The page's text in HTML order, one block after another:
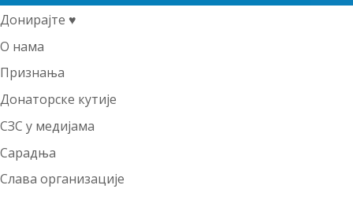
Донирајте ♥
О нама
Признања
Донаторске кутије
СЗС у медијама
Сарадња
Слава организације